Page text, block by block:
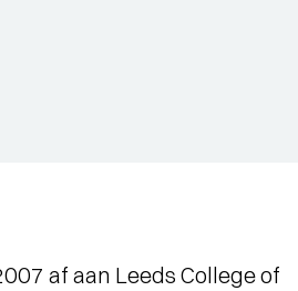
af aan Leeds College of